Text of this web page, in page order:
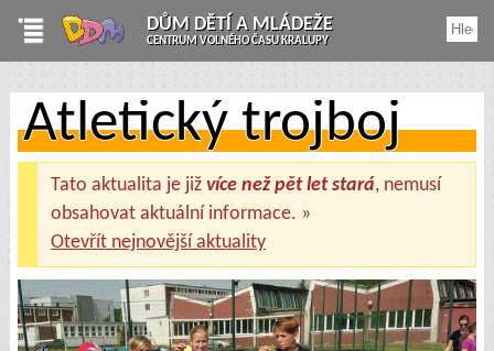
DŮM DĚTÍ A MLÁDEŽE
CENTRUM VOLNÉHO ČASU KRALUPY
Atletický trojboj
Tato aktualita je již více než pět let stará, nemusí
obsahovat aktuální informace. »
Otevřít nejnovější aktuality